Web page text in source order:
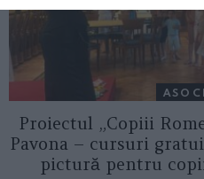
Proiectul „Copiii
Pavona – cursuri
pictură pentru